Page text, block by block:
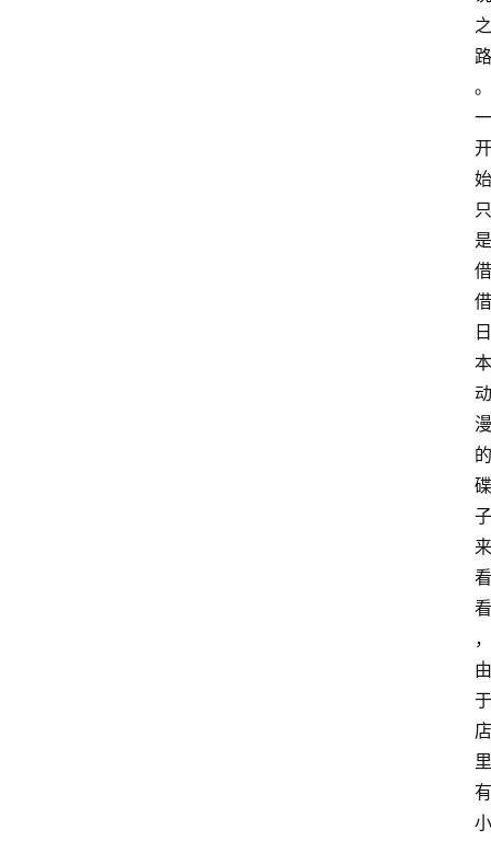
之
路
。
一
开
始
只
是
借
借
日
本
动
漫
的
碟
子
来
看
看
，
由
于
店
里
有
小